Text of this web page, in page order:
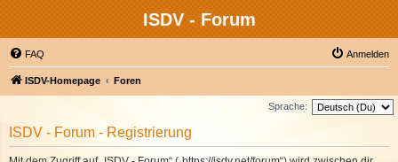
ISDV - Forum
FAQ Anmelden
ISDV-Homepage Foren
Sprache:
ISDV - Forum - Registrierung